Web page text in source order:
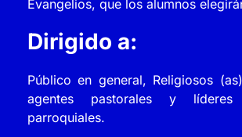
Evangelios, que los alumnos
Dirigido a:
Público en general, Religiosos
agentes pastorales y
parroquiales.